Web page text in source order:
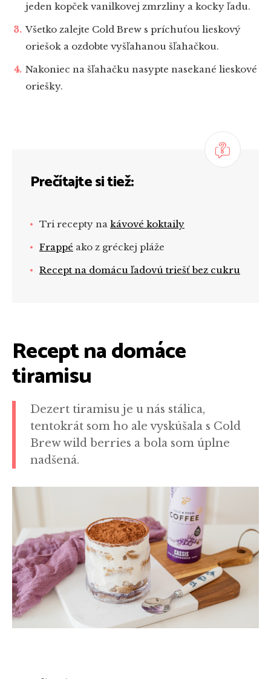
jeden kopček vanilkovej zmrzliny a kocky ľadu.
Všetko zalejte Cold Brew s príchuťou lieskový
oriešok a ozdobte vyšľahanou šľahačkou.
Nakoniec na šľahačku nasypte nasekané lieskové
oriešky.
Prečítajte si tiež:
Tri recepty na kávové koktaily
Frappé ako z gréckej pláže
Recept na domácu ľadovú triešť bez cukru
Recept na domáce
tiramisu
Dezert tiramisu je u nás stálica,
tentokrát som ho ale vyskúšala s Cold
Brew wild berries a bola som úplne
nadšená.